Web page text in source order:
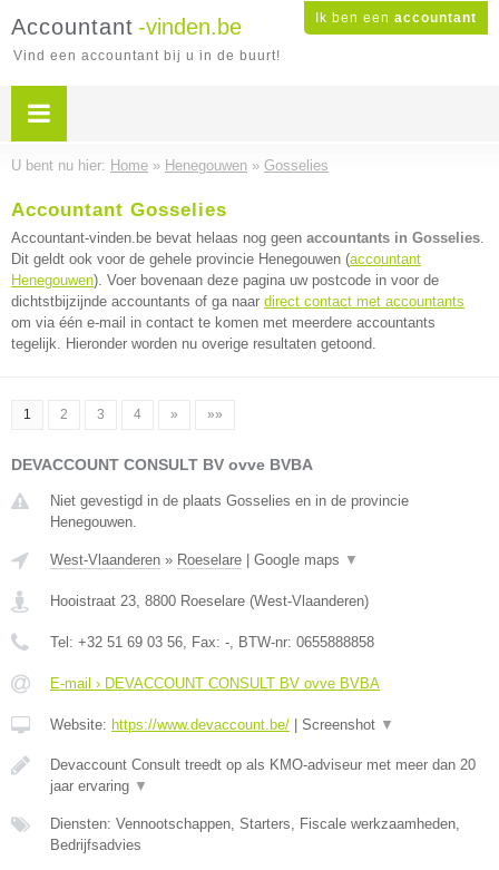
Ik ben een accountant
Accountant -vinden.be
Vind een accountant bij u in de buurt!
U bent nu hier: Home » Henegouwen » Gosselies
Accountant Gosselies
Accountant-vinden.be bevat helaas nog geen accountants in Gosselies.
Dit geldt ook voor de gehele provincie Henegouwen (accountant
Henegouwen). Voer bovenaan deze pagina uw postcode in voor de
dichtstbijzijnde accountants of ga naar direct contact met accountants
om via één e-mail in contact te komen met meerdere accountants
tegelijk. Hieronder worden nu overige resultaten getoond.
1 2 3 4 » »»
DEVACCOUNT CONSULT BV ovve BVBA
Niet gevestigd in de plaats Gosselies en in de provincie
Henegouwen.
West-Vlaanderen » Roeselare Google maps ▼
Hooistraat 23, 8800 Roeselare (West-Vlaanderen)
Tel: +32 51 69 03 56, Fax: -, BTW-nr: 0655888858
E-mail › DEVACCOUNT CONSULT BV ovve BVBA
Website: https://www.devaccount.be/ Screenshot ▼
Devaccount Consult treedt op als KMO-adviseur met meer dan 20
jaar ervaring ▼
Diensten: Vennootschappen, Starters, Fiscale werkzaamheden,
Bedrijfsadvies